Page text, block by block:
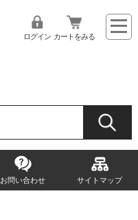
ログイン カートをみる
お問い合わせ サイトマップ